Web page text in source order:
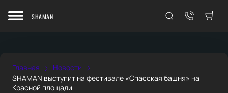
SHAMAN
Главная
Новости
SHAMAN выступит на фестивале «Спасская башня» на
Красной площади